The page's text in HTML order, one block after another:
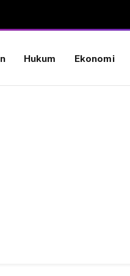
Hukum Ekonomi